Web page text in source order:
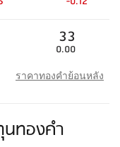
33
0.00
ราคาทองคำย้อนหลัง
นทองคำ